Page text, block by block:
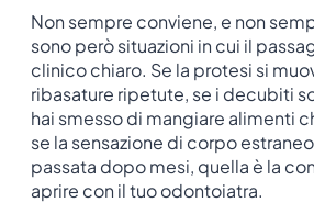
Non sempre conviene, e non
sono però situazioni in cui il
clinico chiaro. Se la protesi si
ribasature ripetute, se i decubiti
hai smesso di mangiare alimenti
se la sensazione di corpo
passata dopo mesi, quella è la
aprire con il tuo odontoiatra.